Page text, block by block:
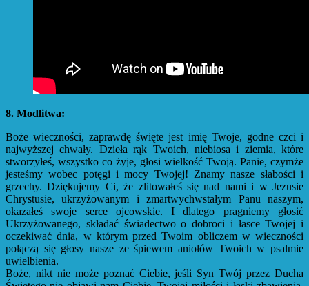
8. Modlitwa:
Boże wieczności, zaprawdę święte jest imię Twoje, godne czci i
najwyższej chwały. Dzieła rąk Twoich, niebiosa i ziemia, które
stworzyłeś, wszystko co żyje, głosi wielkość Twoją. Panie, czymże
jesteśmy wobec potęgi i mocy Twojej! Znamy nasze słabości i
grzechy. Dziękujemy Ci, że zlitowałeś się nad nami i w Jezusie
Chrystusie, ukrzyżowanym i zmartwychwstałym Panu naszym,
okazałeś swoje serce ojcowskie. I dlatego pragniemy głosić
Ukrzyżowanego, składać świadectwo o dobroci i łasce Twojej i
oczekiwać dnia, w którym przed Twoim obliczem w wieczności
połączą się głosy nasze ze śpiewem aniołów Twoich w psalmie
uwielbienia.
Boże, nikt nie może poznać Ciebie, jeśli Syn Twój przez Ducha